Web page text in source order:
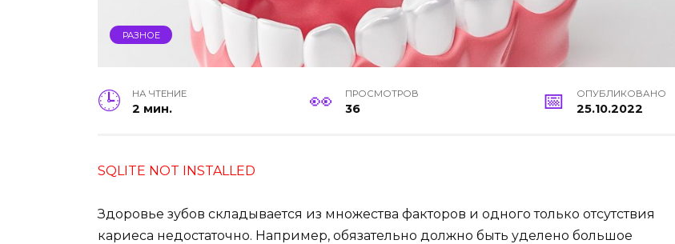
РАЗНОЕ
НА ЧТЕНИЕ
2 мин.
ПРОСМОТРОВ
36
ОПУБЛИКОВАНО
25.10.2022
SQLITE NOT INSTALLED
Здоровье зубов складывается из множества факторов и одного только отсутствия
кариеса недостаточно. Например, обязательно должно быть уделено большое